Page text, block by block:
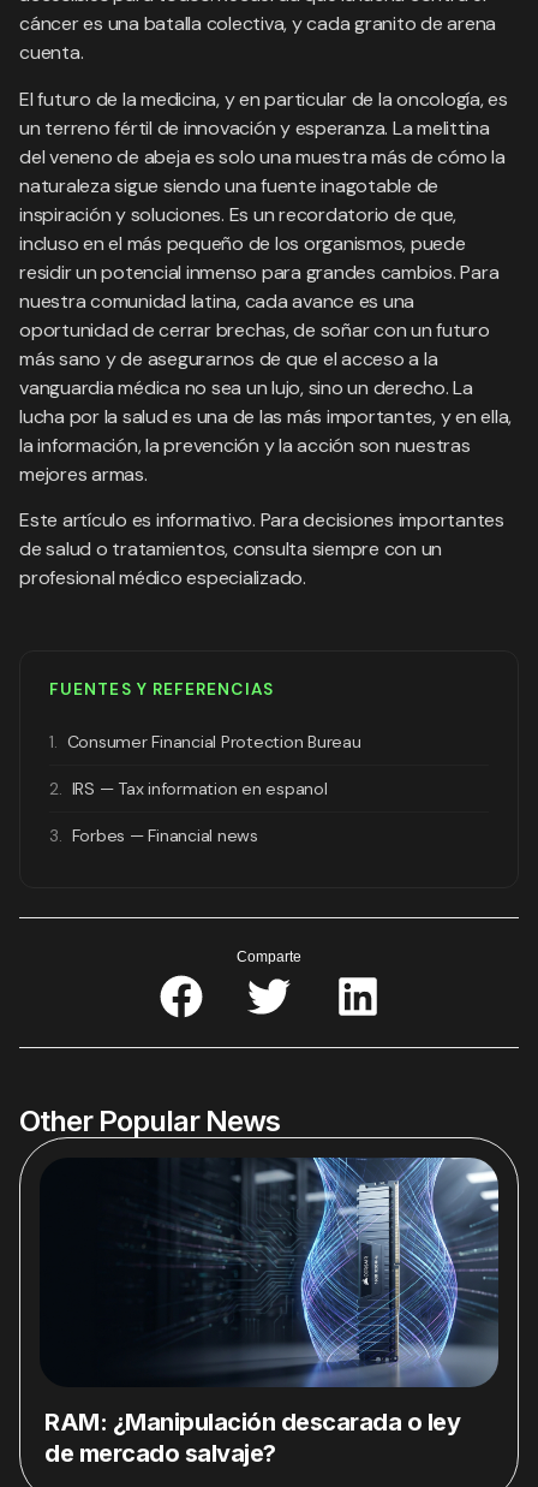
cáncer es una batalla colectiva, y cada granito de arena
cuenta.
El futuro de la medicina, y en particular de la oncología, es
un terreno fértil de innovación y esperanza. La melittina
del veneno de abeja es solo una muestra más de cómo la
naturaleza sigue siendo una fuente inagotable de
inspiración y soluciones. Es un recordatorio de que,
incluso en el más pequeño de los organismos, puede
residir un potencial inmenso para grandes cambios. Para
nuestra comunidad latina, cada avance es una
oportunidad de cerrar brechas, de soñar con un futuro
más sano y de asegurarnos de que el acceso a la
vanguardia médica no sea un lujo, sino un derecho. La
lucha por la salud es una de las más importantes, y en ella,
la información, la prevención y la acción son nuestras
mejores armas.
Este artículo es informativo. Para decisiones importantes
de salud o tratamientos, consulta siempre con un
profesional médico especializado.
FUENTES Y REFERENCIAS
1. Consumer Financial Protection Bureau
2. IRS — Tax information en espanol
3. Forbes — Financial news
Comparte
Other Popular News
RAM: ¿Manipulación descarada o ley
de mercado salvaje?